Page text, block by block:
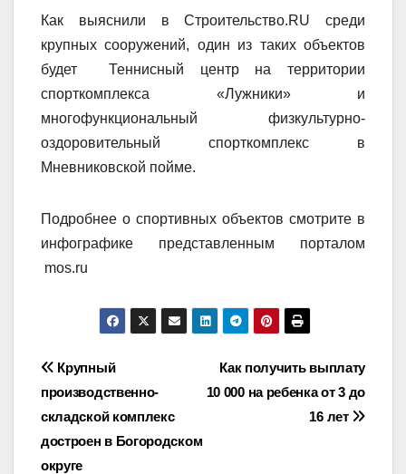
Как выяснили в Строительство.RU среди
крупных сооружений, один из таких объектов
будет Теннисный центр на территории
спорткомплекса «Лужники» и
многофункциональный физкультурно-
оздоровительный спорткомплекс в
Мневниковской пойме.
Подробнее о спортивных объектов смотрите в
инфографике представленным порталом
mоs.ru
Навигация
по
записям
Как получить выплату
10 000 на ребенка от 3 до
16 лет
Крупный
производственно-
складской комплекс
достроен в Богородском
округе